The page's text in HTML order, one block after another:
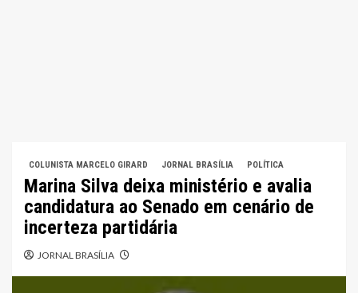
COLUNISTA MARCELO GIRARD JORNAL BRASÍLIA POLÍTICA
Marina Silva deixa ministério e avalia
candidatura ao Senado em cenário de
incerteza partidária
JORNAL BRASÍLIA